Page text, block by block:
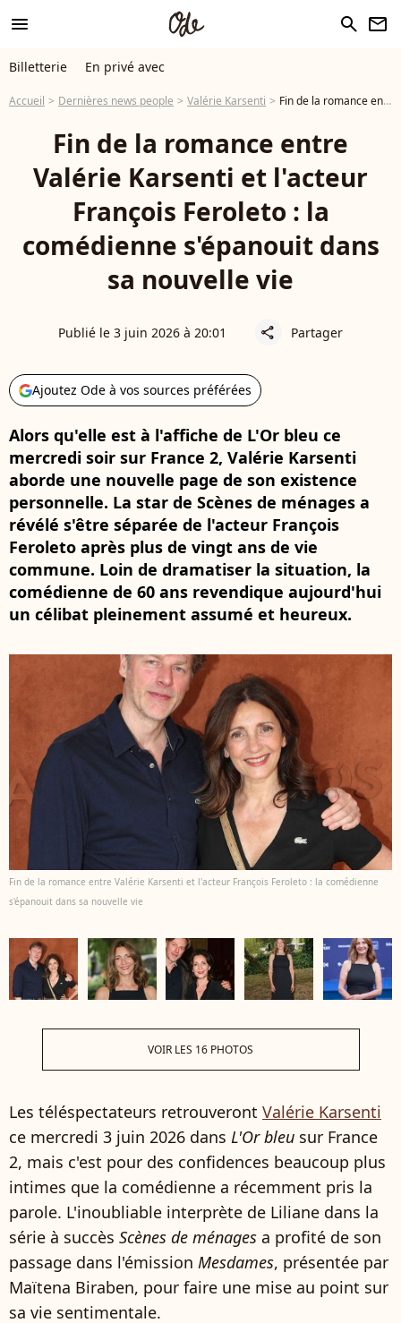
menu search newsletter
Billetterie En privé avec
Accueil Dernières news people Valérie Karsenti Fin de la romance entre Valérie Karsenti et l'acteur François Feroleto : la comédienne s'épanouit dans sa nouvelle vie
Fin de la romance entre
Valérie Karsenti et l'acteur
François Feroleto : la
comédienne s'épanouit dans
sa nouvelle vie
Publié le 3 juin 2026 à 20:01 share Partager
Ajoutez Ode à vos sources préférées
Alors qu'elle est à l'affiche de L'Or bleu ce
mercredi soir sur France 2, Valérie Karsenti
aborde une nouvelle page de son existence
personnelle. La star de Scènes de ménages a
révélé s'être séparée de l'acteur François
Feroleto après plus de vingt ans de vie
commune. Loin de dramatiser la situation, la
comédienne de 60 ans revendique aujourd'hui
un célibat pleinement assumé et heureux.
Fin de la romance entre Valérie Karsenti et l'acteur François Feroleto : la comédienne
s'épanouit dans sa nouvelle vie
VOIR LES 16 PHOTOS
Les téléspectateurs retrouveront Valérie Karsenti
ce mercredi 3 juin 2026 dans L'Or bleu sur France
2, mais c'est pour des confidences beaucoup plus
intimes que la comédienne a récemment pris la
parole. L'inoubliable interprète de Liliane dans la
série à succès Scènes de ménages a profité de son
passage dans l'émission Mesdames, présentée par
Maïtena Biraben, pour faire une mise au point sur
sa vie sentimentale.